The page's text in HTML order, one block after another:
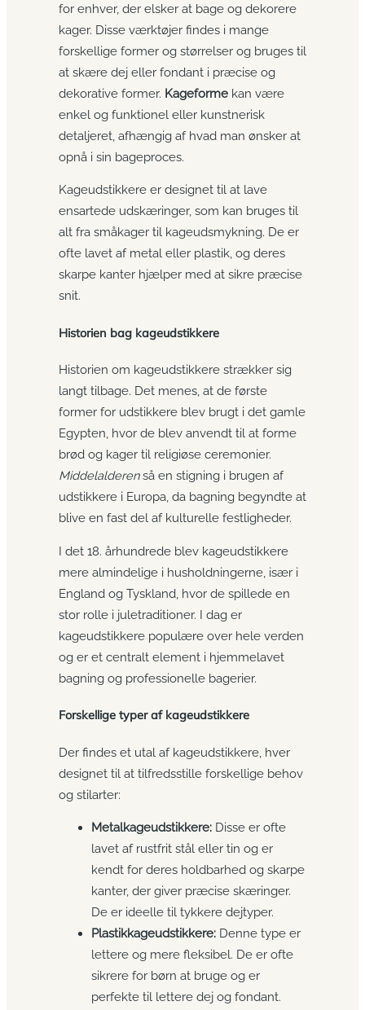
for enhver, der elsker at bage og dekorere
kager. Disse værktøjer findes i mange
forskellige former og størrelser og bruges til
at skære dej eller fondant i præcise og
dekorative former. Kageforme kan være
enkel og funktionel eller kunstnerisk
detaljeret, afhængig af hvad man ønsker at
opnå i sin bageproces.
Kageudstikkere er designet til at lave
ensartede udskæringer, som kan bruges til
alt fra småkager til kageudsmykning. De er
ofte lavet af metal eller plastik, og deres
skarpe kanter hjælper med at sikre præcise
snit.
Historien bag kageudstikkere
Historien om kageudstikkere strækker sig
langt tilbage. Det menes, at de første
former for udstikkere blev brugt i det gamle
Egypten, hvor de blev anvendt til at forme
brød og kager til religiøse ceremonier.
Middelalderenså en stigning i brugen af
udstikkere i Europa, da bagning begyndte at
blive en fast del af kulturelle festligheder.
I det 18. århundrede blev kageudstikkere
mere almindelige i husholdningerne, især i
England og Tyskland, hvor de spillede en
stor rolle i juletraditioner. I dag er
kageudstikkere populære over hele verden
og er et centralt element i hjemmelavet
bagning og professionelle bagerier.
Forskellige typer af kageudstikkere
Der findes et utal af kageudstikkere, hver
designet til at tilfredsstille forskellige behov
og stilarter:
Metalkageudstikkere: Disse er ofte
lavet af rustfrit stål eller tin og er
kendt for deres holdbarhed og skarpe
kanter, der giver præcise skæringer.
De er ideelle til tykkere dejtyper.
Plastikkageudstikkere: Denne type er
lettere og mere fleksibel. De er ofte
sikrere for børn at bruge og er
perfekte til lettere dej og fondant.